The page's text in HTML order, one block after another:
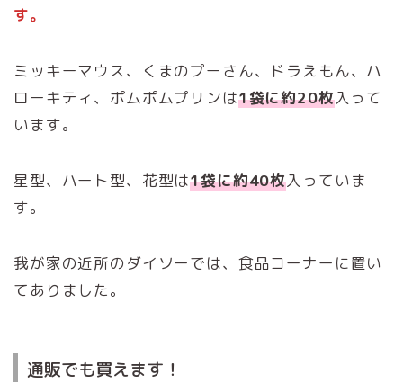
す。
ミッキーマウス、くまのプーさん、ドラえもん、ハ
ローキティ、ポムポムプリンは1袋に約20枚入って
います。
星型、ハート型、花型は1袋に約40枚入っていま
す。
我が家の近所のダイソーでは、食品コーナーに置い
てありました。
通販でも買えます！